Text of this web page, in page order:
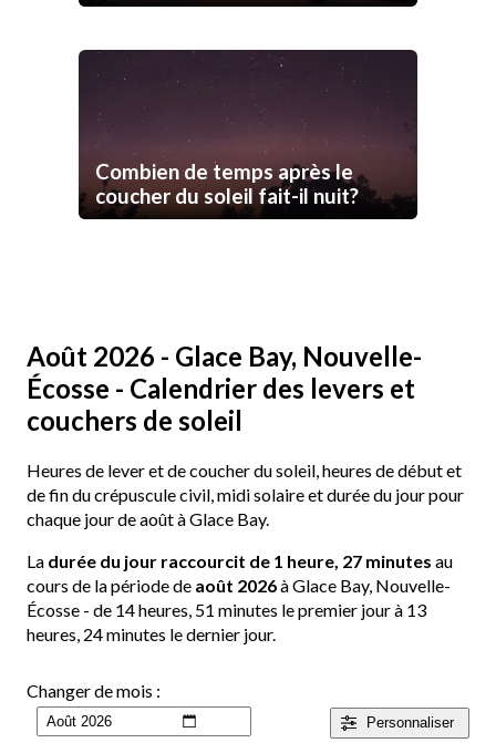
Combien de temps après le
coucher du soleil fait-il nuit?
Août 2026 - Glace Bay, Nouvelle-
Écosse - Calendrier des levers et
couchers de soleil
Heures de lever et de coucher du soleil, heures de début et
de fin du crépuscule civil, midi solaire et durée du jour pour
chaque jour de août à Glace Bay.
La durée du jour raccourcit de 1 heure, 27 minutes au
cours de la période de août 2026à Glace Bay, Nouvelle-
Écosse - de 14 heures, 51 minutes le premier jour à 13
heures, 24 minutes le dernier jour.
Personnaliser
Changer de mois :